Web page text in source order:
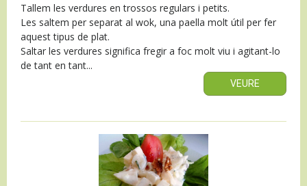
Tallem les verdures en trossos regulars i petits.
Les saltem per separat al wok, una paella molt útil per fer
aquest tipus de plat.
Saltar les verdures significa fregir a foc molt viu i agitant-lo
de tant en tant...
VEURE